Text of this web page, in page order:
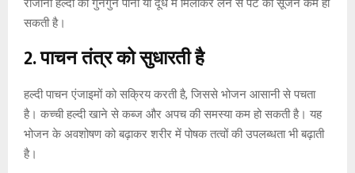
रोजाना हल्दी को गुनगुने पानी या दूध में मिलाकर लेने से पेट की सूजन कम हो
सकती है।
2. पाचन तंत्र को सुधारती है
हल्दी पाचन एंजाइमों को सक्रिय करती है, जिससे भोजन आसानी से पचता
है। कच्ची हल्दी खाने से कब्ज और अपच की समस्या कम हो सकती है। यह
भोजन के अवशोषण को बढ़ाकर शरीर में पोषक तत्वों की उपलब्धता भी बढ़ाती
है।